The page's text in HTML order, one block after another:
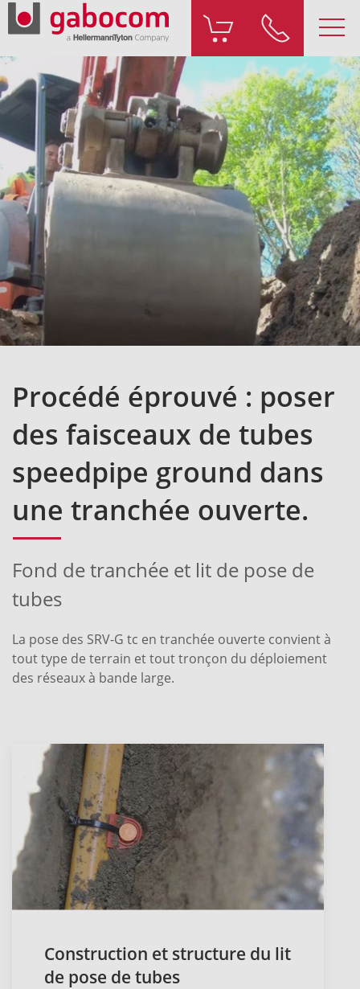
Procédé éprouvé : poser
des faisceaux de tubes
speedpipe ground dans
une tranchée ouverte.
Fond de tranchée et lit de pose de
tubes
La pose des SRV-G tc en tranchée ouverte convient à
tout type de terrain et tout tronçon du déploiement
des réseaux à bande large.
Construction et structure du lit
de pose de tubes